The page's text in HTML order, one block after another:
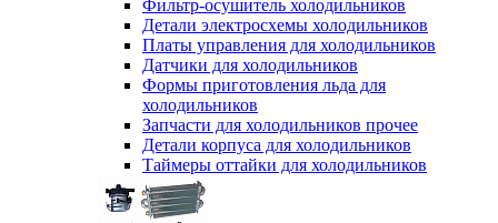
Фильтр-осушитель холодильников
Детали электросхемы холодильников
Платы управления для холодильников
Датчики для холодильников
Формы приготовления льда для
холодильников
Запчасти для холодильников прочее
Детали корпуса для холодильников
Таймеры оттайки для холодильников